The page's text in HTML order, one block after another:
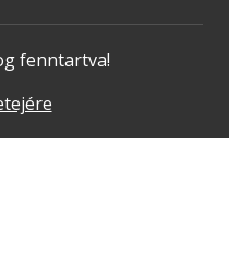
fenntartva!